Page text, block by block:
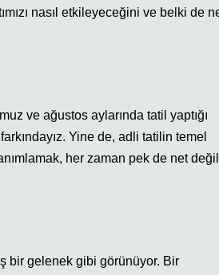
nasıl etkileyeceğini ve belki de
ve ağustos aylarında tatil yaptığı
Yine de, adli tatilin temel
her zaman pek de net
bir gelenek gibi görünüyor. Bir